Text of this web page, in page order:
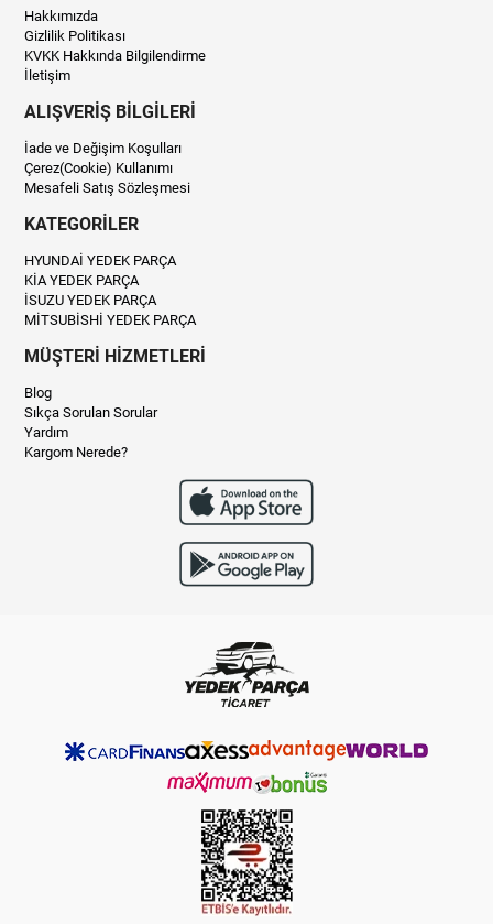
Hakkımızda
Gizlilik Politikası
KVKK Hakkında Bilgilendirme
İletişim
ALIŞVERİŞ BİLGİLERİ
İade ve Değişim Koşulları
Çerez(Cookie) Kullanımı
Mesafeli Satış Sözleşmesi
KATEGORİLER
HYUNDAİ YEDEK PARÇA
KİA YEDEK PARÇA
İSUZU YEDEK PARÇA
MİTSUBİSHİ YEDEK PARÇA
MÜŞTERİ HİZMETLERİ
Blog
Sıkça Sorulan Sorular
Yardım
Kargom Nerede?